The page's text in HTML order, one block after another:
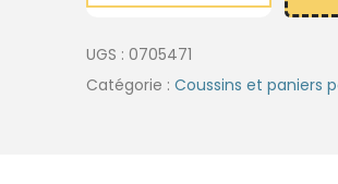
UGS : 0705471
Catégorie : Coussins et paniers